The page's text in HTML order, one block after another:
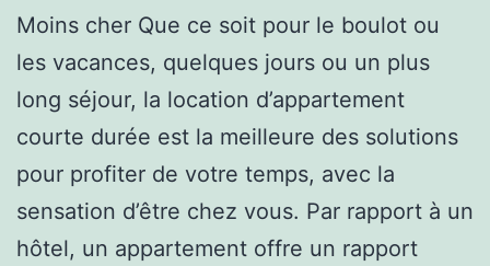
Moins cher Que ce soit pour le boulot ou
les vacances, quelques jours ou un plus
long séjour, la location d’appartement
courte durée est la meilleure des solutions
pour profiter de votre temps, avec la
sensation d’être chez vous. Par rapport à un
hôtel, un appartement offre un rapport